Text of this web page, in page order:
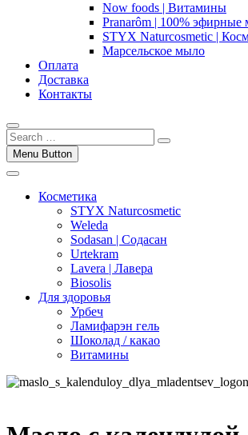
Now foods | Витамины
Pranarôm | 100% эфирные
STYX Naturcosmetic |
Марсельское мыло
Оплата
Доставка
Контакты
Menu Button
Косметика
STYX Naturcosmetic
Weleda
Sodasan | Содасан
Urtekram
Lavera | Лавера
Biosolis
Для здоровья
Урбеч
Ламифарэн гель
Шоколад / какао
Витамины